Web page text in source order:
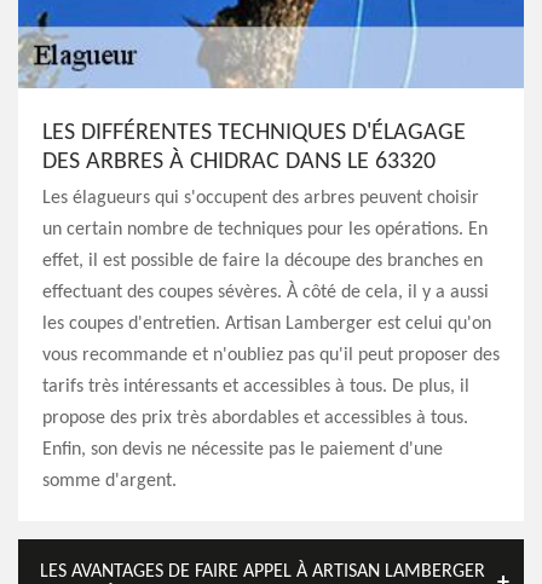
LES DIFFÉRENTES TECHNIQUES D'ÉLAGAGE
DES ARBRES À CHIDRAC DANS LE 63320
Les élagueurs qui s'occupent des arbres peuvent choisir
un certain nombre de techniques pour les opérations. En
effet, il est possible de faire la découpe des branches en
effectuant des coupes sévères. À côté de cela, il y a aussi
les coupes d'entretien. Artisan Lamberger est celui qu'on
vous recommande et n'oubliez pas qu'il peut proposer des
tarifs très intéressants et accessibles à tous. De plus, il
propose des prix très abordables et accessibles à tous.
Enfin, son devis ne nécessite pas le paiement d'une
somme d'argent.
LES AVANTAGES DE FAIRE APPEL À ARTISAN LAMBERGER